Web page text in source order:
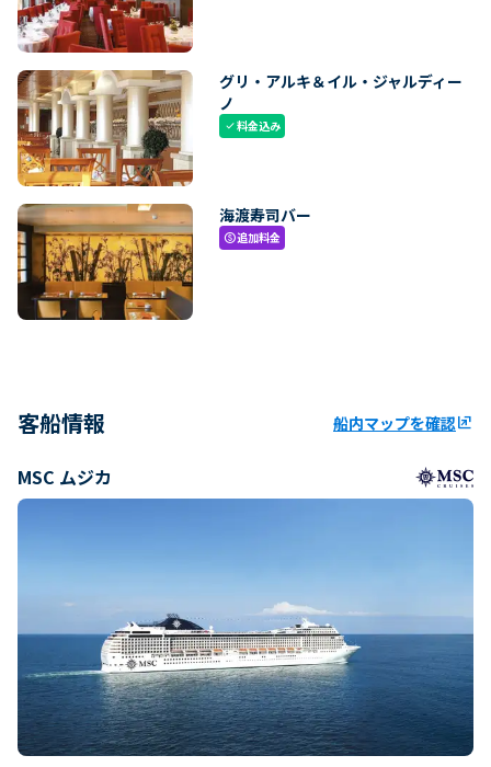
グリ・アルキ＆イル・ジャルディー
ノ
check料金込み
海渡寿司バー
paid追加料金
客船情報 船内マップを確認ungroup
MSC ムジカ